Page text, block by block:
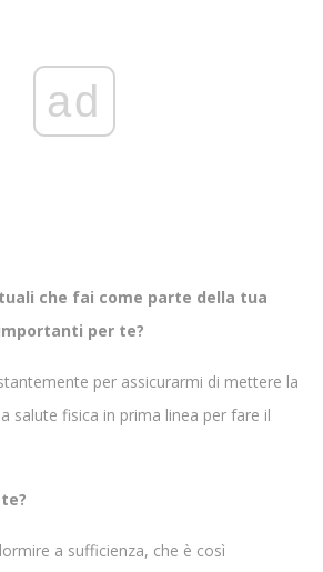
ad
che fai come parte della tua
per te?
per assicurarmi di mettere la
salute fisica in prima linea per fare il
a sufficienza, che è così